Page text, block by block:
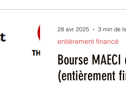
Bourse
(entièrement
entièrement financé
28 avr. 2025 3 min de